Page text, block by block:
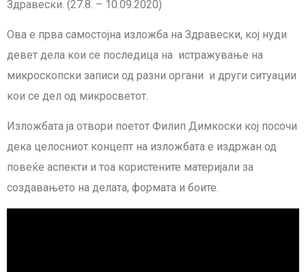
Здравески. (27.8. – 10.09.2020)
Ова е прва самостојна изложба на Здравески, кој нуди
девет дела кои се последица на истражување на
микроскопски записи од разни органи и други ситуации
кои се дел од микросветот.
Изложбата ја отвори поетот Филип Димкоски кој посочи
дека целосниот концепт на изложбата е издржан од
повеќе аспекти и тоа користените материјали за
создавањето на делата, формата и боите.